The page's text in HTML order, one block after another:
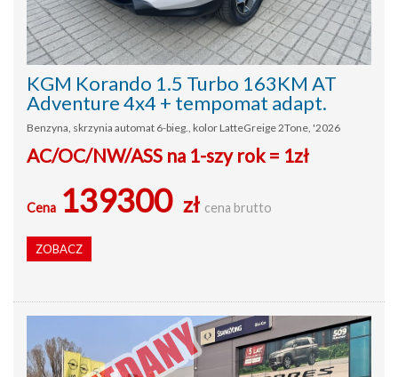
KGM Korando 1.5 Turbo 163KM AT
Adventure 4x4 + tempomat adapt.
Benzyna, skrzynia automat 6-bieg., kolor LatteGreige 2Tone, '2026
AC/OC/NW/ASS na 1-szy rok = 1zł
Cena 139300 zł cena brutto
ZOBACZ